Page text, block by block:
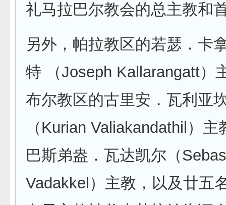
礼马拉巴尔教会的总主教和
另外，帕拉教区的若瑟．卡
特 （Joseph Kallarangatt）
布尔教区的古里安．瓦利亚
（Kurian Valiakandathil）
巴斯弟盎．瓦达凯尔（
Vadakkel）主教，以及廿五